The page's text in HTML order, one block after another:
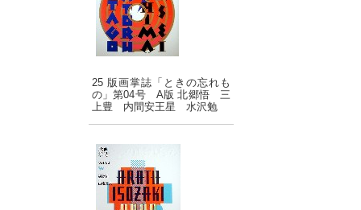
25 版画掌誌「ときの忘れも
の」第04号 A版 北郷悟 三
上豊 内間安王星 水沢勉